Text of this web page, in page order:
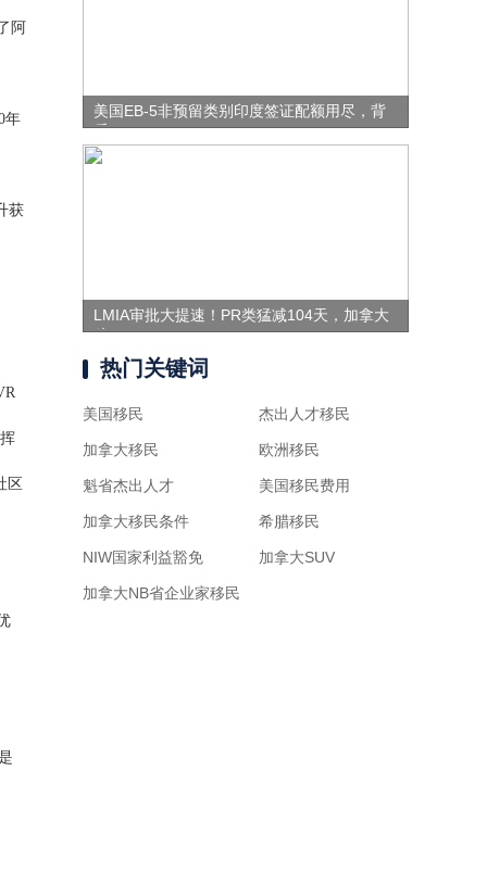
阿
年
获
区
美国EB-5非预留类别印度签证配额用尽，背
后
LMIA审批大提速！PR类猛减104天，加拿大
移
热门关键词
美国移民
加拿大移民
魁省杰出人才
加拿大移民条件
NIW国家利益豁免
加拿大NB省企业家移民
杰出人才移民
欧洲移民
美国移民费用
希腊移民
加拿大SUV